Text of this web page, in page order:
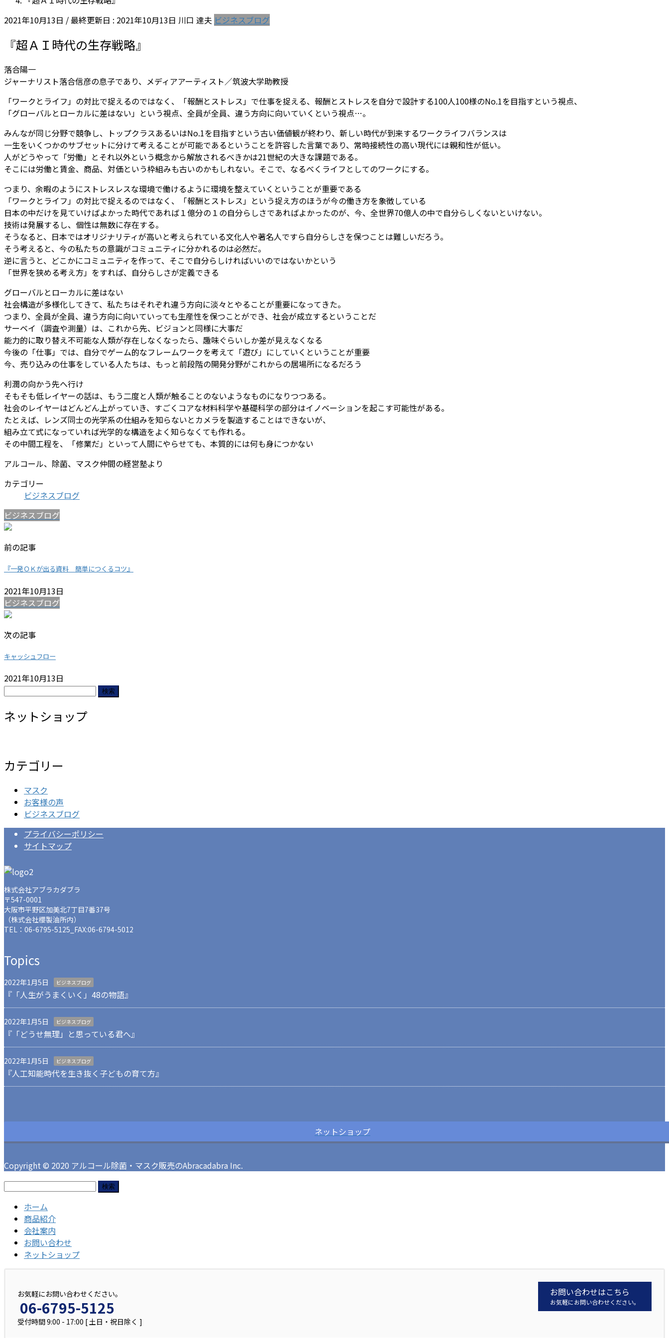
2021年10月13日 / 最終更新日 : 2021年10月13日 川口 達夫 ビジネスブログ
『超ＡＩ時代の生存戦略』
落合陽一
ジャーナリスト落合信彦の息子であり、メディアアーティスト／筑波大学助教授
「ワークとライフ」の対比で捉えるのではなく、「報酬とストレス」で仕事を捉える、報酬とストレスを自分で設計する100人100様のNo.1を目指すという視点、
「グローバルとローカルに差はない」という視点、全員が全員、違う方向に向いていくという視点…。
みんなが同じ分野で競争し、トップクラスあるいはNo.1を目指すという古い価値観が終わり、新しい時代が到来するワークライフバランスは
一生をいくつかのサブセットに分けて考えることが可能であるということを許容した言葉であり、常時接続性の高い現代には親和性が低い。
人がどうやって「労働」とそれ以外という概念から解放されるべきかは21世紀の大きな課題である。
そこには労働と賃金、商品、対価という枠組みも古いのかもしれない。そこで、なるべくライフとしてのワークにする。
つまり、余暇のようにストレスレスな環境で働けるように環境を整えていくということが重要である
「ワークとライフ」の対比で捉えるのではなく、「報酬とストレス」という捉え方のほうが今の働き方を象徴している
日本の中だけを見ていけばよかった時代であれば１億分の１の自分らしさであればよかったのが、今、全世界70億人の中で自分らしくないといけない。
技術は発展するし、個性は無数に存在する。
そうなると、日本ではオリジナリティが高いと考えられている文化人や著名人ですら自分らしさを保つことは難しいだろう。
そう考えると、今の私たちの意識がコミュニティに分かれるのは必然だ。
逆に言うと、どこかにコミュニティを作って、そこで自分らしければいいのではないかという
「世界を狭める考え方」をすれば、自分らしさが定義できる
グローバルとローカルに差はない
社会構造が多様化してきて、私たちはそれぞれ違う方向に淡々とやることが重要になってきた。
つまり、全員が全員、違う方向に向いていっても生産性を保つことができ、社会が成立するということだ
サーベイ（調査や測量）は、これから先、ビジョンと同様に大事だ
能力的に取り替え不可能な人類が存在しなくなったら、趣味ぐらいしか差が見えなくなる
今後の「仕事」では、自分でゲーム的なフレームワークを考えて「遊び」にしていくということが重要
今、売り込みの仕事をしている人たちは、もっと前段階の開発分野がこれからの居場所になるだろう
利潤の向かう先へ行け
そもそも低レイヤーの話は、もう二度と人類が触ることのないようなものになりつつある。
社会のレイヤーはどんどん上がっていき、すごくコアな材料科学や基礎科学の部分はイノベーションを起こす可能性がある。
たとえば、レンズ同士の光学系の仕組みを知らないとカメラを製造することはできないが、
組み立て式になっていれば光学的な構造をよく知らなくても作れる。
その中間工程を、「修業だ」といって人間にやらせても、本質的には何も身につかない
アルコール、除菌、マスク仲間の経営塾より
カテゴリー
ビジネスブログ
ビジネスブログ
前の記事
『一発ＯＫが出る資料 簡単につくるコツ』
2021年10月13日
ビジネスブログ
次の記事
キャッシュフロー
2021年10月13日
検
ネットショップ
カテゴリー
マスク
お客様の声
ビジネスブログ
プライバシーポリシー
サイトマップ
株式会社アブラカダブラ
〒547-0001
大阪市平野区加美北7丁目7番37号
（株式会社櫻製油所内）
TEL： 06-6795-5125 _FAX:06-6794-5012
Topics
2022年1月5日 ビジネスブログ
『「人生がうまくいく」48の物語』
2022年1月5日 ビジネスブログ
『「どうせ無理」と思っている君へ』
2022年1月5日 ビジネスブログ
『人工知能時代を生き抜く子どもの育て方』
ネットショップ
Copyright © 2020 アルコール除菌・マスク販売のAbracadabra Inc.
検
ホーム
商品紹介
会社案内
お問い合わせ
ネットショップ
お気軽にお問い合わせください。
06-6795-5125
受付時間 9:00 - 17:00 [ 土日・祝日除く ]
お問い合わせはこちら
お気軽にお問い合わせください。